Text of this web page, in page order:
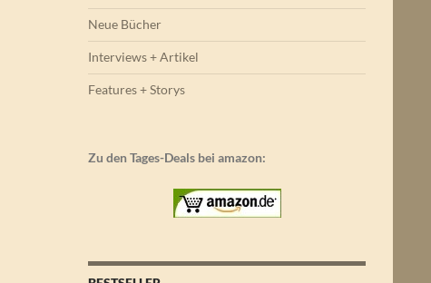
Neue Bücher
Interviews + Artikel
Features + Storys
Zu den Tages-Deals bei amazon: